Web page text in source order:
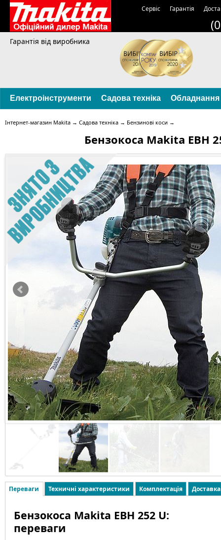
Сервіс Гарантія
Гарантія від виробника
Електроінструменти Садова техніка Обладнання
Інтернет-магазин Makita → Садова техніка → Бензинові коси →
Бензокоса Makita EBH
Переваги Техничні характеристики Комплектація
Бензокоса Makita EBH 252 U:
переваги